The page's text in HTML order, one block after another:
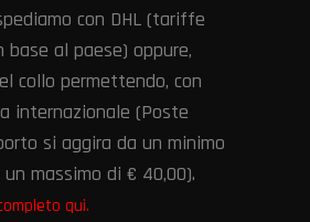
con DHL (tariffe
al paese) oppure,
collo permettendo, con
internazionale (Poste
si aggira da un minimo
massimo di € 40,00).
completo qui.